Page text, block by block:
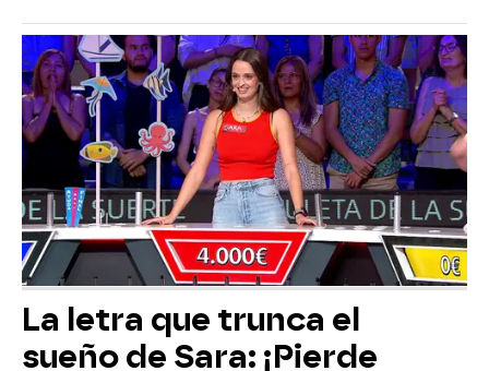
La letra que trunca el
sueño de Sara: ¡Pierde